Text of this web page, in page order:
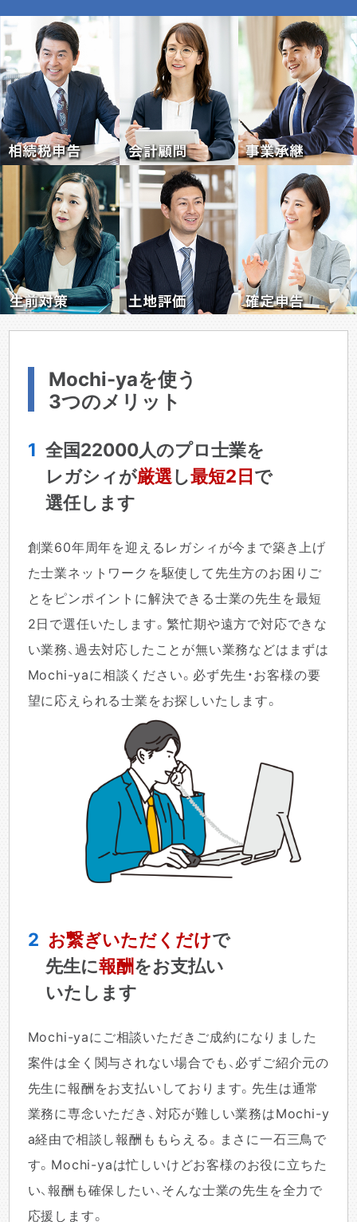
Mochi-yaを使う
3つのメリット
1 全国22000人のプロ士業を
レガシィが厳選し最短2日で
選任します
創業60年周年を迎えるレガシィが今まで築き上げ
た士業ネットワークを駆使して先生方のお困りご
とをピンポイントに解決できる士業の先生を最短
2日で選任いたします。繁忙期や遠方で対応できな
い業務、過去対応したことが無い業務などはまずは
Mochi-yaに相談ください。必ず先生・お客様の要
望に応えられる士業をお探しいたします。
2 お繋ぎいただくだけで
先生に報酬をお支払い
いたします
Mochi-yaにご相談いただきご成約になりました
案件は全く関与されない場合でも、必ずご紹介元の
先生に報酬をお支払いしております。先生は通常
業務に専念いただき、対応が難しい業務はMochi-y
a経由で相談し報酬ももらえる。まさに一石三鳥で
す。Mochi-yaは忙しいけどお客様のお役に立ちた
い、報酬も確保したい、そんな士業の先生を全力で
応援します。